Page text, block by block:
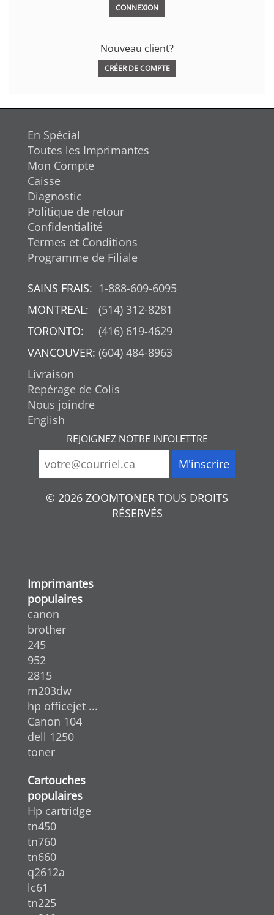
Nouveau client?
CRÉER DE COMPTE
En Spécial
Toutes les Imprimantes
Mon Compte
Caisse
Diagnostic
Politique de retour
Confidentialité
Termes et Conditions
Programme de Filiale
SAINS FRAIS: 1-888-609-6095
MONTREAL:
(514) 312-8281
TORONTO:
(416) 619-4629
VANCOUVER: (604) 484-8963
Livraison
Repérage de Colis
Nous joindre
English
REJOIGNEZ NOTRE INFOLETTRE
© 2026 ZOOMTONER TOUS DROITS
RÉSERVÉS
Imprimantes
populaires
canon
brother
245
952
2815
m203dw
hp officejet ...
Canon 104
dell 1250
toner
Cartouches
populaires
Hp cartridge
tn450
tn760
tn660
q2612a
lc61
tn225